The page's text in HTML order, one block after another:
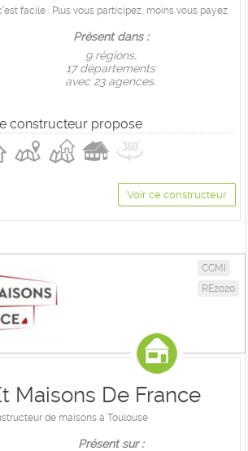
facile : Plus vous participez, moins vous payez
Présent dans :
9 règions,
17 départements
avec 23 agences.
constructeur propose
Voir ce constructeur
CCMI
RE2020
Maisons De France
de maisons à Toulouse
Présent sur :